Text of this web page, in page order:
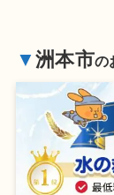
▼洲本市の